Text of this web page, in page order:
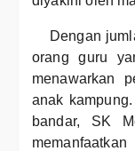
Dengan
orang guru
menawarkan
anak
bandar, SK